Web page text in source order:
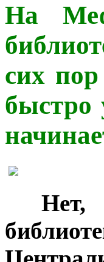
На
сих
быстро
Нет,